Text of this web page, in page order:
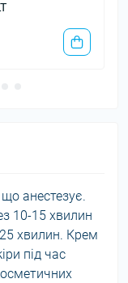
Mark Ecopharm
анестезує.
10-15 хвилин
25 хвилин. Крем
під час